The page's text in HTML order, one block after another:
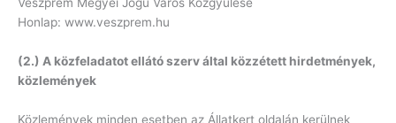
Honlap: www.veszprem.hu
(2.) A közfeladatot ellátó szerv által közzétett hirdetmények,
közlemények
Közlemények minden esetben az Állatkert oldalán kerülnek